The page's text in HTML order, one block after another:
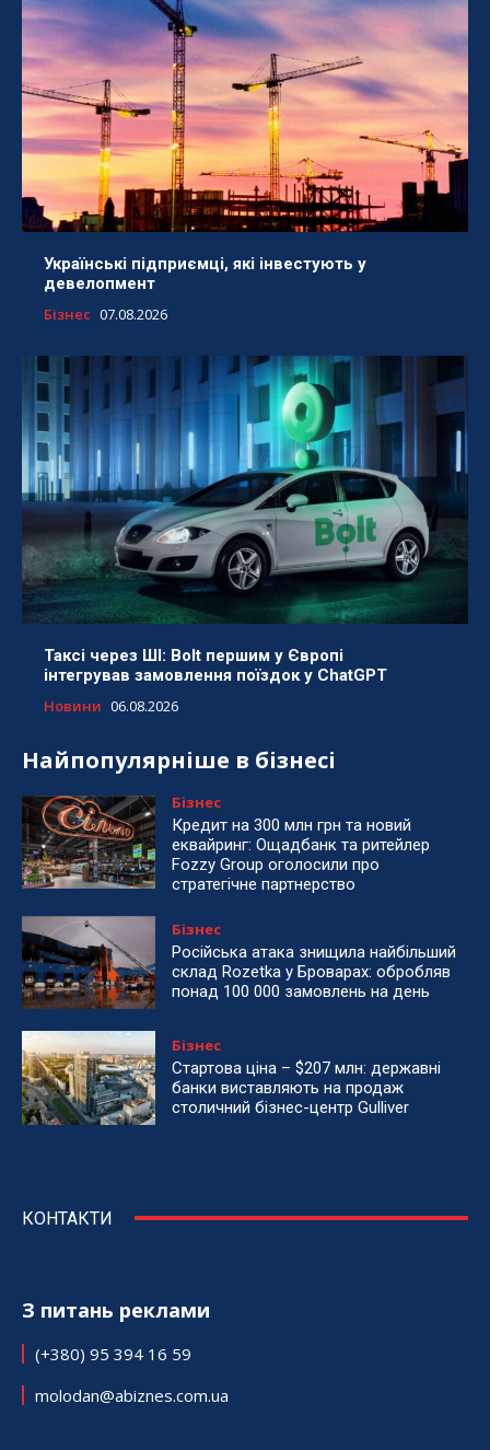
Українські підприємці, які інвестують у
девелопмент
Бізнес 07.08.2026
Таксі через ШІ: Bolt першим у Європі
інтегрував замовлення поїздок у ChatGPT
Новини 06.08.2026
Найпопулярніше в бізнесі
Бізнес
Кредит на 300 млн грн та новий
еквайринг: Ощадбанк та ритейлер
Fozzy Group оголосили про
стратегічне партнерство
Бізнес
Російська атака знищила найбільший
склад Rozetka у Броварах: обробляв
понад 100 000 замовлень на день
Бізнес
Стартова ціна – $207 млн: державні
банки виставляють на продаж
столичний бізнес-центр Gulliver
КОНТАКТИ
З питань реклами
(+380) 95 394 16 59
molodan@abiznes.com.ua